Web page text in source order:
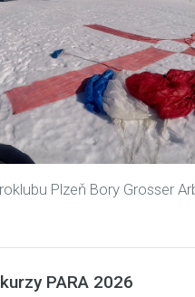
Plzeň Bory Grosser
PARA 2026